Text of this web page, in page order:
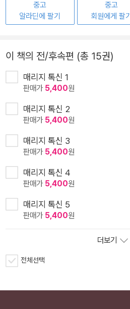
중고
알라딘에 팔기
중고
회원에게 팔기
이 책의 전/후속편 (총 15권)
매리지 톡신 1
판매가 5,400원
매리지 톡신 2
판매가 5,400원
매리지 톡신 3
판매가 5,400원
매리지 톡신 4
판매가 5,400원
매리지 톡신 5
판매가 5,400원
더보기
전체선택